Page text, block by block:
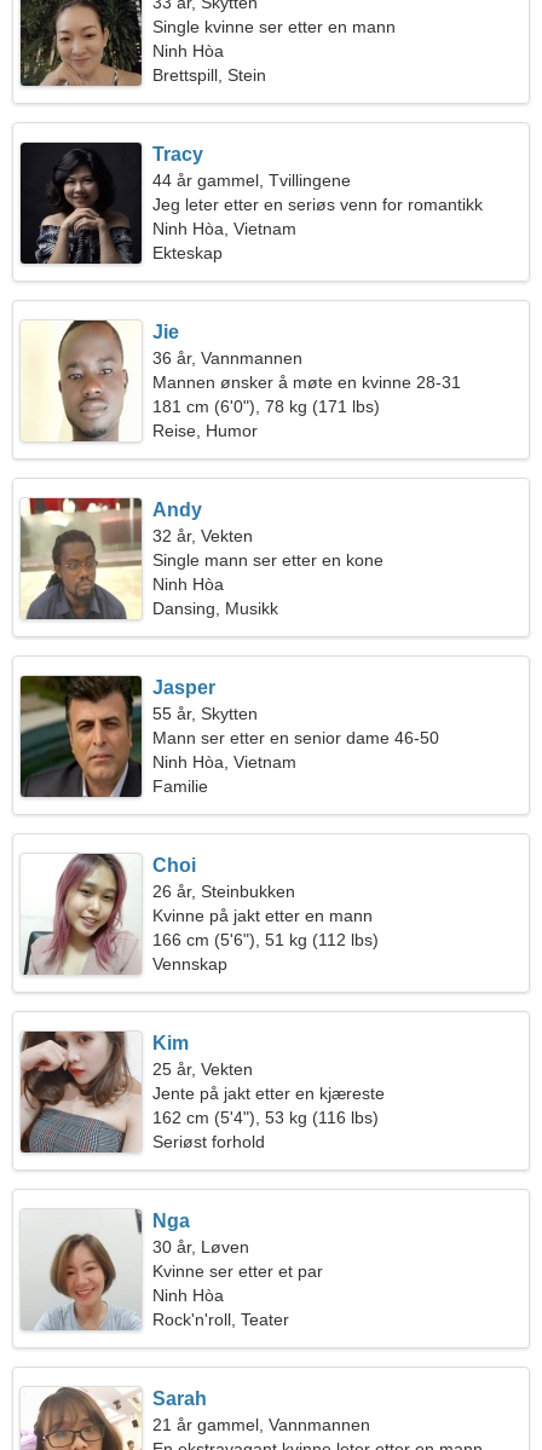
Single kvinne ser etter en mann
Ninh Hòa
Brettspill, Stein
Tracy
44 år gammel, Tvillingene
Jeg leter etter en seriøs venn for romantikk
Ninh Hòa, Vietnam
Ekteskap
Jie
36 år, Vannmannen
Mannen ønsker å møte en kvinne 28-31
181 cm (6'0"), 78 kg (171 lbs)
Reise, Humor
Andy
32 år, Vekten
Single mann ser etter en kone
Ninh Hòa
Dansing, Musikk
Jasper
55 år, Skytten
Mann ser etter en senior dame 46-50
Ninh Hòa, Vietnam
Familie
Choi
26 år, Steinbukken
Kvinne på jakt etter en mann
166 cm (5'6"), 51 kg (112 lbs)
Vennskap
Kim
25 år, Vekten
Jente på jakt etter en kjæreste
162 cm (5'4"), 53 kg (116 lbs)
Seriøst forhold
Nga
30 år, Løven
Kvinne ser etter et par
Ninh Hòa
Rock'n'roll, Teater
Sarah
21 år gammel, Vannmannen